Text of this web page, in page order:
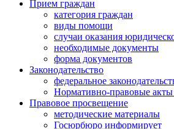
Прием граждан
категория граждан
виды помощи
случаи оказания
необходимые документы
форма документов
Законодательство
федеральное
Нормативно-правовые акты
Правовое просвещение
методические материалы
Госюрбюро информирует